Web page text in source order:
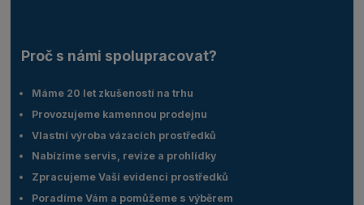
Proč s námi spolupracovat?
Máme 20 let zkušeností na trhu
Provozujeme kamennou prodejnu
Vlastní výroba vázacích prostředků
Nabízíme servis, revize a prohlídky
Zpracujeme Vaší evidenci prostředků
Poradíme Vám a pomůžeme s výběrem